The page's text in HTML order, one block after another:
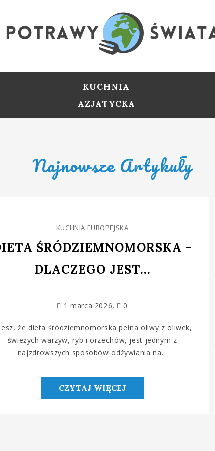
KUCHNIA
AZJATYCKA
Najnowsze Artykuły
KUCHNIA EUROPEJSKA
ŚRÓDZIEMNOMORSKA –
DLACZEGO JEST...
1 marca 2026 0
że dieta śródziemnomorska pełna oliwy z oliwek,
świeżych warzyw, ryb i orzechów, jest jednym z
najzdrowszych sposobów odżywiania na...
CZYTAJ WIĘCEJ